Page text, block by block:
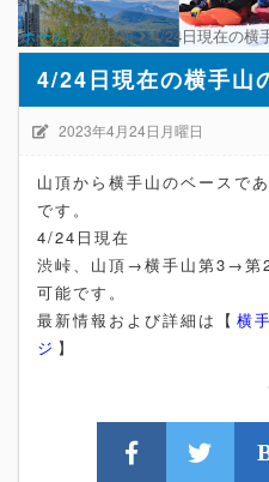
ホーム 未分類 4/24日現在の横
4/24日現在の横手山
2023年4月24日月曜日
山頂から横手山のベースで
です。
4/24日現在
渋峠、山頂→横手山第3→第
可能です。
最新情報および詳細は【 横
ジ 】